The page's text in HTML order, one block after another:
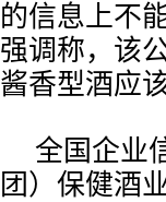
的信息上不
强调称，该
酱香型酒应
全国企业
团）保健酒